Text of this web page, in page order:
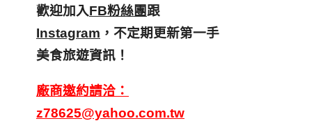
歡迎加入FB粉絲團跟
Instagram ，不定期更新第一手
美食旅遊資訊！
廠商邀約請洽：
z78625@yahoo.com.tw